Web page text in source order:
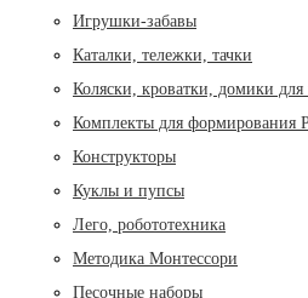
Игрушки-забавы
Каталки, тележки, тачки
Коляски, кроватки, домики для
Комплекты для
Конструкторы
Куклы и пупсы
Лего, робототехника
Методика Монтессори
Песочные наборы